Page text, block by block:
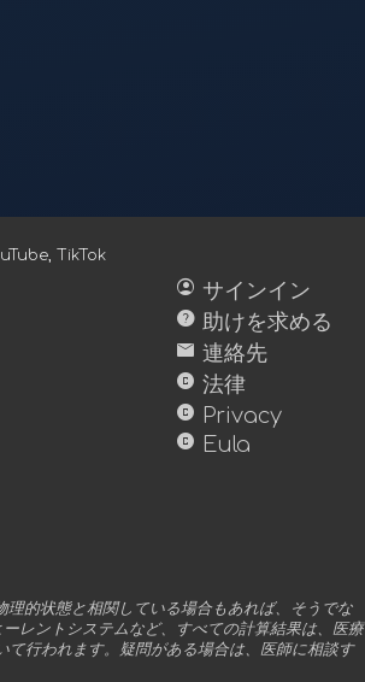
, TikTok
account_circle サインイン
help 助けを求める
mail 連絡先
copyright 法律
copyright Privacy
copyright Eula
的状態と相関している場合もあれば、そうでな
レントシステムなど、すべての計算結果は、医療
行われます。疑問がある場合は、医師に相談す